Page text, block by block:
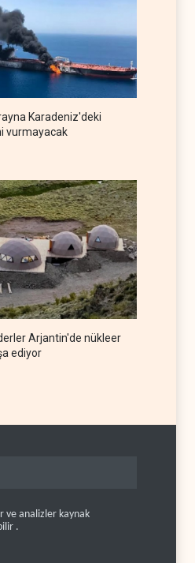
Trump’a ‘savaş
yanıtı: Önce savaşı
08 Ağustos 2026
açıyor
Karadeniz'deki
vurmayacak
Arjantin'de nükleer
ediyor
ve analizler kaynak
.